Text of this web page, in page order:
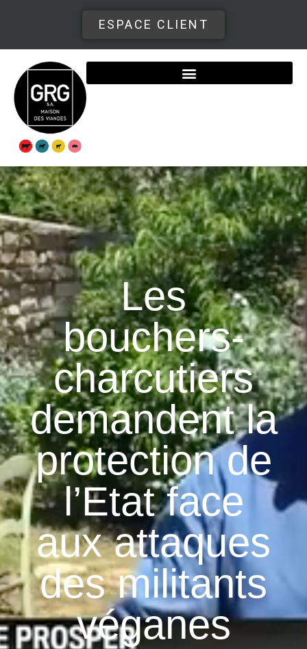
ESPACE CLIENT
Les
bouchers-
charcutiers
demandent la
protection de
l’Etat face
aux attaques
des militants
véganes